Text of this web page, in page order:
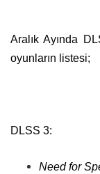
Aralık Ayında
oyunların listesi;
DLSS 3:
Need for